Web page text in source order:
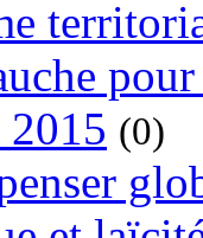
2015 (0)